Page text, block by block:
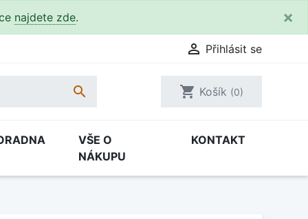
najdete zde. ×
 Přihlásit se
 shopping_cart Košík (0)
VŠE O
NÁKUPU
KONTAKT